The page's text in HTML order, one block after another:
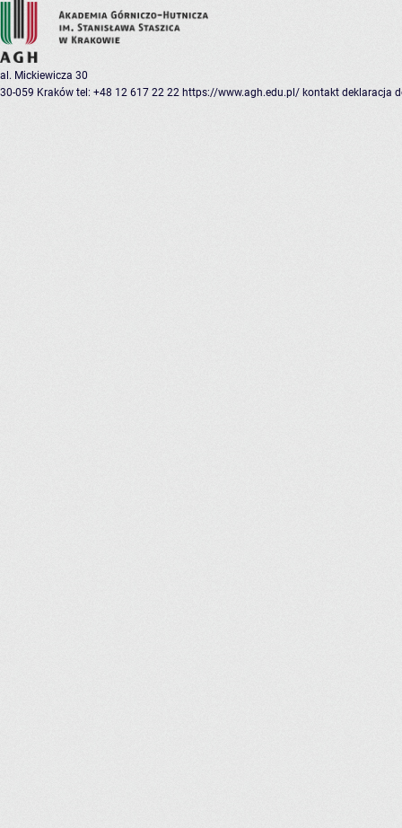
al. Mickiewicza 30
30-059 Kraków tel: +48 12 617 22 22 https://www.agh.edu.pl/ kontakt deklaracja